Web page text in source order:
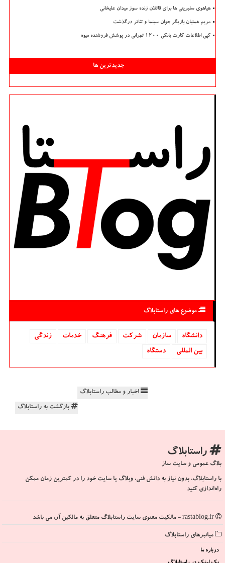
هیاهوی سلبریتی ها برای قاتلان زنده سوز میدان علیخانی
مریم همتیان بازیگر جوان سینما و تئاتر درگذشت
کپی اطلاعات کارت بانکی ۱۲۰۰ تهرانی در پوشش فروشنده میوه
جدیدترین ها
موضوع های راستابلاگ
دانشگاه‌ سازمان شركت فرهنگ خدمات
زندگی
بین المللی
دستگاه
اخبار و مطالب راستابلاگ
بازگشت به راستابلاگ
راستابلاگ
بلاگ عمومی و سایت ساز
با راستابلاگ، بدون نیاز به دانش فنی، وبلاگ یا سایت خود را در کمترین زمان ممکن
راه‌اندازی کنید
میانبرهای راستابلاگ
درباره ما